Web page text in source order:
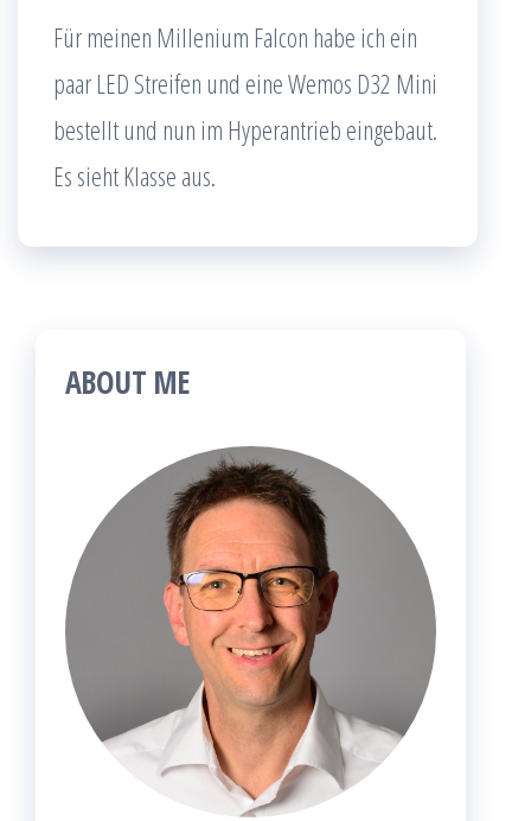
Für meinen Millenium Falcon habe ich ein
paar LED Streifen und eine Wemos D32 Mini
bestellt und nun im Hyperantrieb eingebaut.
Es sieht Klasse aus.
ABOUT ME